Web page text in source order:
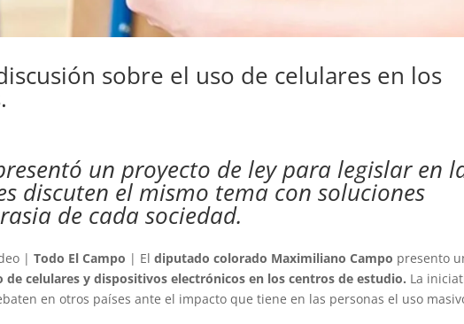
sobre el uso de celulares en los
un proyecto de ley para legislar en
discuten el mismo tema con soluciones
de cada sociedad.
|Todo El Campo | Eldiputado colorado Maximiliano Campo presento
de celulares y dispositivos electrónicos en los centros de estudio. La
en otros países ante el impacto que tiene en las personas el uso